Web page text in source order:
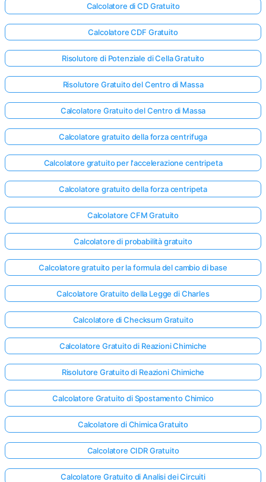
Calcolatore di CD Gratuito
Calcolatore CDF Gratuito
Risolutore di Potenziale di Cella Gratuito
Risolutore Gratuito del Centro di Massa
Calcolatore Gratuito del Centro di Massa
Calcolatore gratuito della forza centrifuga
Calcolatore gratuito per l'accelerazione centripeta
Calcolatore gratuito della forza centripeta
Calcolatore CFM Gratuito
Calcolatore di probabilità gratuito
Calcolatore gratuito per la formula del cambio di base
Calcolatore Gratuito della Legge di Charles
Calcolatore di Checksum Gratuito
Calcolatore Gratuito di Reazioni Chimiche
Risolutore Gratuito di Reazioni Chimiche
Calcolatore Gratuito di Spostamento Chimico
Calcolatore di Chimica Gratuito
Calcolatore CIDR Gratuito
Calcolatore Gratuito di Analisi dei Circuiti